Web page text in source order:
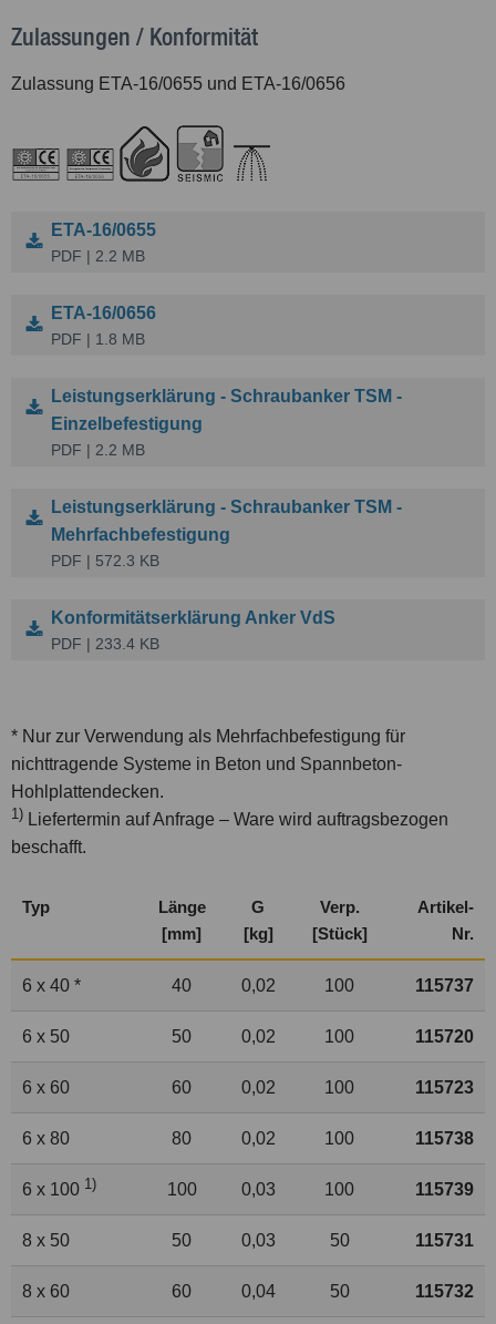
Zulassungen / Konformität
Zulassung ETA-16/0655 und ETA-16/0656
ETA-16/0655
PDF | 2.2 MB
ETA-16/0656
PDF | 1.8 MB
Leistungserklärung - Schraubanker TSM -
Einzelbefestigung
PDF | 2.2 MB
Leistungserklärung - Schraubanker TSM -
Mehrfachbefestigung
PDF | 572.3 KB
Konformitätserklärung Anker VdS
PDF | 233.4 KB
* Nur zur Verwendung als Mehrfachbefestigung für
nichttragende Systeme in Beton und Spannbeton-
Hohlplattendecken.
1) Liefertermin auf Anfrage – Ware wird auftragsbezogen
beschafft.
Typ
Länge
[mm]
G
[kg]
Verp.
[Stück]
Artikel-
Nr.
6 x 40 * 40 0,02 100 115737
6 x 50 50 0,02 100 115720
6 x 60 60 0,02 100 115723
6 x 80 80 0,02 100 115738
6 x 100 1) 100 0,03 100 115739
8 x 50 50 0,03 50 115731
8 x 60 60 0,04 50 115732